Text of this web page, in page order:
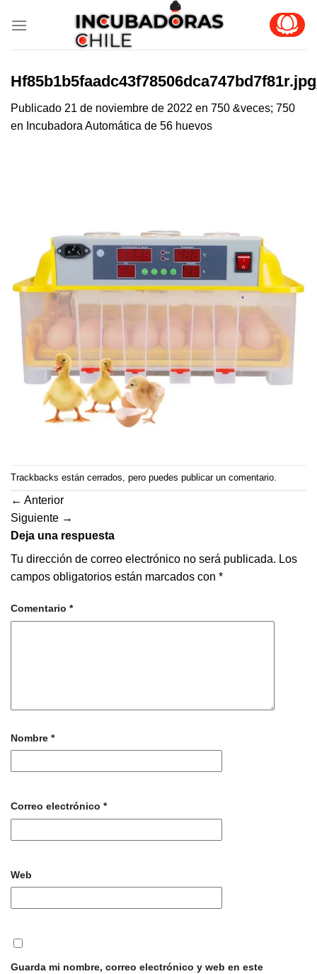
Publicado 21 de noviembre de 2022 en 750 &veces; 750
en Incubadora Automática de 56 huevos
Trackbacks están cerrados, pero puedes publicar un comentario
← Anterior
Siguiente →
Deja una respuesta
Tu dirección de correo electrónico no será publicada. Los
campos obligatorios están marcados con *
Comentario *
Nombre *
Correo electrónico *
Web
Guarda mi nombre, correo electrónico y web en este